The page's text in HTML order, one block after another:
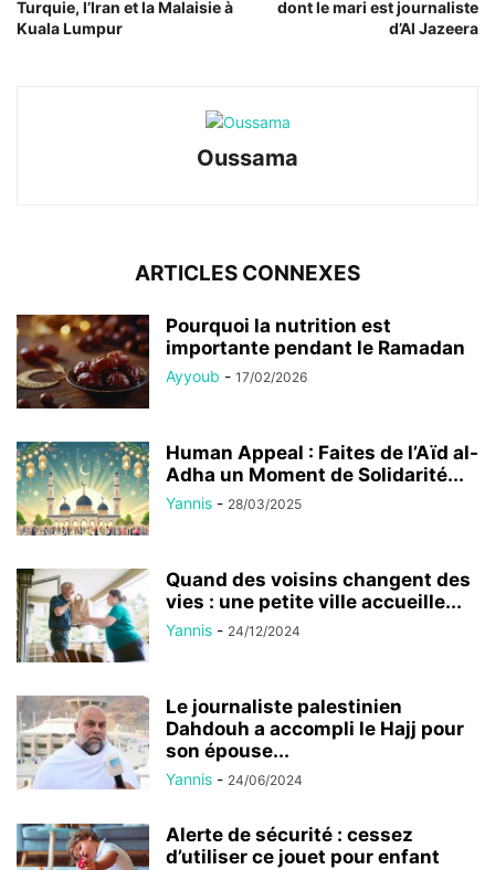
Turquie, l’Iran et la Malaisie à
Kuala Lumpur
dont le mari est journaliste
d’Al Jazeera
Oussama
ARTICLES CONNEXES
Pourquoi la nutrition est
importante pendant le Ramadan
Ayyoub - 17/02/2026
Human Appeal : Faites de l’Aïd al-
Adha un Moment de Solidarité...
Yannis - 28/03/2025
Quand des voisins changent des
vies : une petite ville accueille...
Yannis - 24/12/2024
Le journaliste palestinien
Dahdouh a accompli le Hajj pour
son épouse...
Yannis - 24/06/2024
Alerte de sécurité : cessez
d’utiliser ce jouet pour enfant